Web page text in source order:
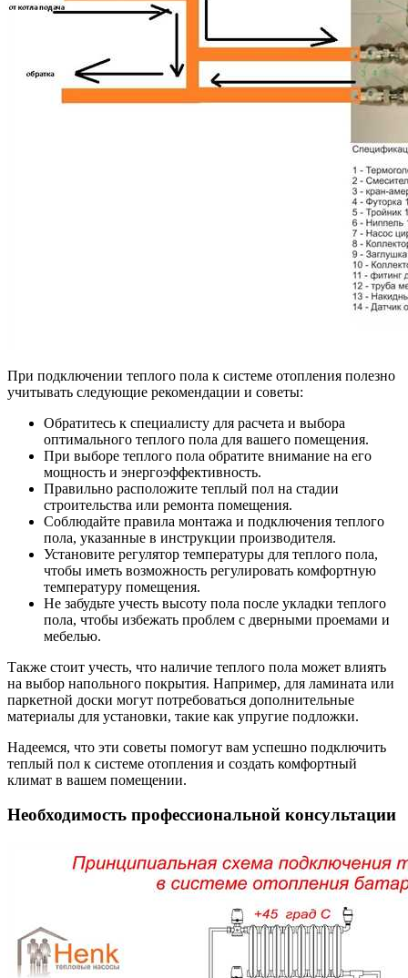
При подключении теплого пола к системе отопления полезно
учитывать следующие рекомендации и советы:
Обратитесь к специалисту для расчета и выбора
оптимального теплого пола для вашего помещения.
При выборе теплого пола обратите внимание на его
мощность и энергоэффективность.
Правильно расположите теплый пол на стадии
строительства или ремонта помещения.
Соблюдайте правила монтажа и подключения теплого
пола, указанные в инструкции производителя.
Установите регулятор температуры для теплого пола,
чтобы иметь возможность регулировать комфортную
температуру помещения.
Не забудьте учесть высоту пола после укладки теплого
пола, чтобы избежать проблем с дверными проемами и
мебелью.
Также стоит учесть, что наличие теплого пола может влиять
на выбор напольного покрытия. Например, для ламината или
паркетной доски могут потребоваться дополнительные
материалы для установки, такие как упругие подложки.
Надеемся, что эти советы помогут вам успешно подключить
теплый пол к системе отопления и создать комфортный
климат в вашем помещении.
Необходимость профессиональной консультации